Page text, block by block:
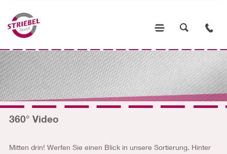
360° Video
Mitten drin! Werfen Sie einen Blick in unsere Sortierung. Hinter